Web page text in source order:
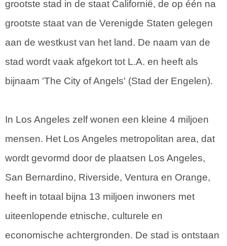
grootste stad in de staat Californië, de op één na
grootste staat van de Verenigde Staten gelegen
aan de westkust van het land. De naam van de
stad wordt vaak afgekort tot L.A. en heeft als
bijnaam 'The City of Angels' (Stad der Engelen).
In Los Angeles zelf wonen een kleine 4 miljoen
mensen. Het Los Angeles metropolitan area, dat
wordt gevormd door de plaatsen Los Angeles,
San Bernardino, Riverside, Ventura en Orange,
heeft in totaal bijna 13 miljoen inwoners met
uiteenlopende etnische, culturele en
economische achtergronden. De stad is ontstaan